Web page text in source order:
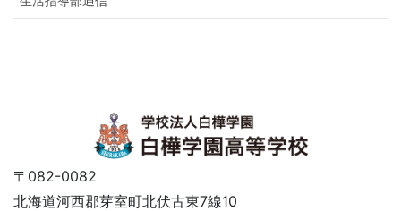
〒082-0082
北海道河西郡芽室町北伏古東7線10